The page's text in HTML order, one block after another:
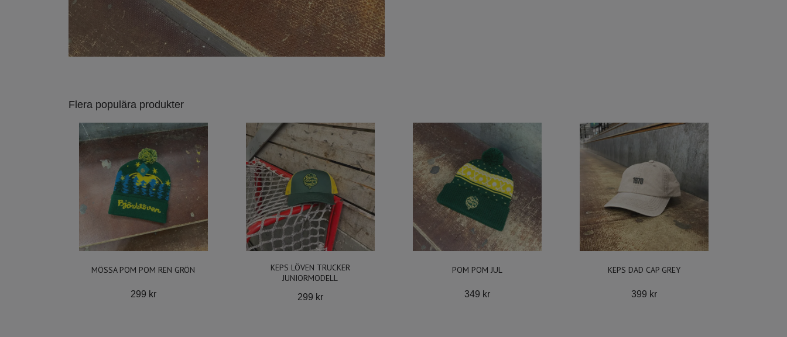
Flera populära produkter
MÖSSA POM POM REN GRÖN
299 kr
KEPS LÖVEN TRUCKER
JUNIORMODELL
299 kr
POM POM JUL
349 kr
KEPS DAD CAP GREY
399 kr